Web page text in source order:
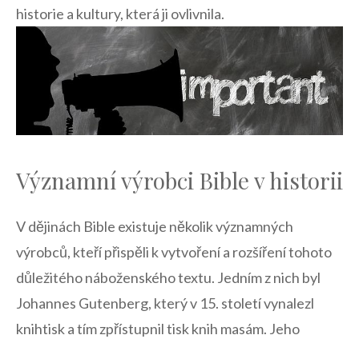
historie ⁢a kultury, která ji ovlivnila.
Významní výrobci Bible v historii
V dějinách Bible existuje několik ⁢významných
výrobců, kteří‍ přispěli k vytvoření⁣ a rozšíření tohoto
důležitého náboženského⁢ textu. Jedním z nich ‍byl
Johannes⁣ Gutenberg, který v 15. století vynalezl
knihtisk a​ tím zpřístupnil tisk knih masám. ⁢Jeho